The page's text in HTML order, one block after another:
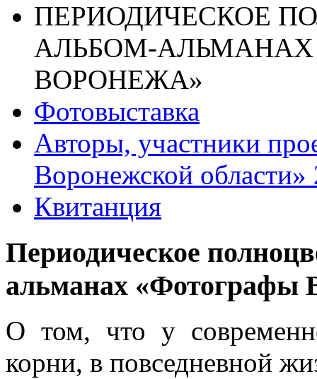
ПЕРИОДИЧЕСКОЕ
АЛЬБОМ-АЛЬМАНАХ
ВОРОНЕЖА»
Фотовыставка
Авторы, участники
Воронежской области»
Квитанция
Периодическое
альманах «Фотографы
О том, что у
корни, в повседневной